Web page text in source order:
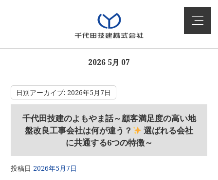
2026 5月 07
日別アーカイブ: 2026年5月7日
千代田技建のよもやま話～顧客満足度の高い地
盤改良工事会社は何が違う？
選ばれる会社
に共通する6つの特徴～
投稿日 2026年5月7日